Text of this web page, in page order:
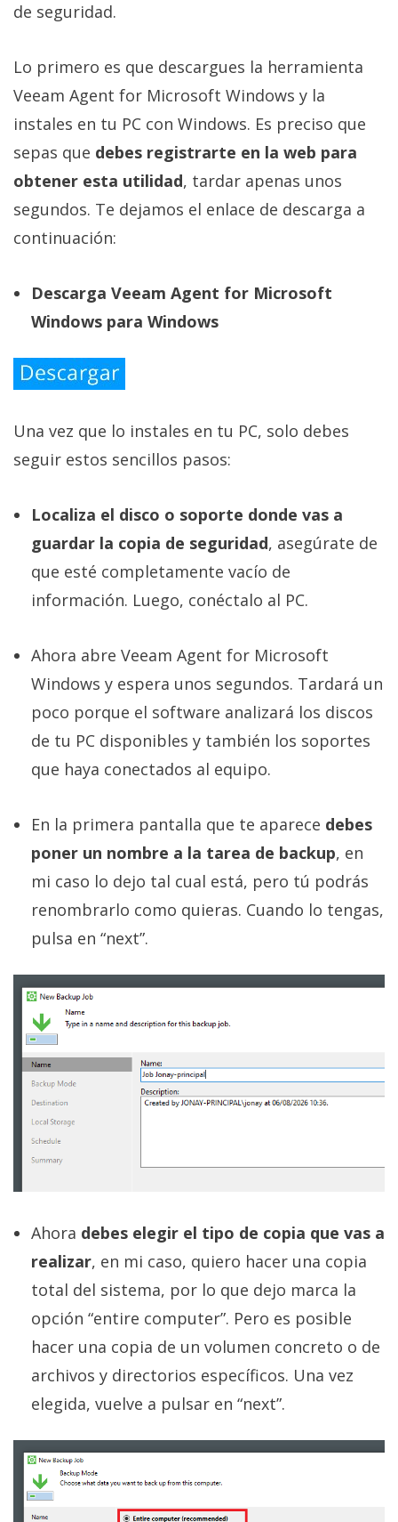
de seguridad.
Lo primero es que descargues la herramienta
Veeam Agent for Microsoft Windows y la
instales en tu PC con Windows. Es preciso que
sepas que debes registrarte en la web para
obtener esta utilidad, tardar apenas unos
segundos. Te dejamos el enlace de descarga a
continuación:
Descarga Veeam Agent for Microsoft
Windows para Windows
Una vez que lo instales en tu PC, solo debes
seguir estos sencillos pasos:
Localiza el disco o soporte donde vas a
guardar la copia de seguridad, asegúrate de
que esté completamente vacío de
información. Luego, conéctalo al PC.
Ahora abre Veeam Agent for Microsoft
Windows y espera unos segundos. Tardará un
poco porque el software analizará los discos
de tu PC disponibles y también los soportes
que haya conectados al equipo.
En la primera pantalla que te aparece debes
poner un nombre a la tarea de backup, en
mi caso lo dejo tal cual está, pero tú podrás
renombrarlo como quieras. Cuando lo tengas,
pulsa en “next”.
Ahora debes elegir el tipo de copia que vas a
realizar, en mi caso, quiero hacer una copia
total del sistema, por lo que dejo marca la
opción “entire computer”. Pero es posible
hacer una copia de un volumen concreto o de
archivos y directorios específicos. Una vez
elegida, vuelve a pulsar en “next”.